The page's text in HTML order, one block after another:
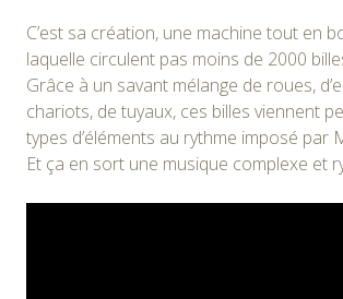
C’est sa création, une machine tout en
laquelle circulent pas moins de 2000
Grâce à un savant mélange de roues,
chariots, de tuyaux, ces billes viennent
types d’éléments au rythme imposé par
Et ça en sort une musique complexe et